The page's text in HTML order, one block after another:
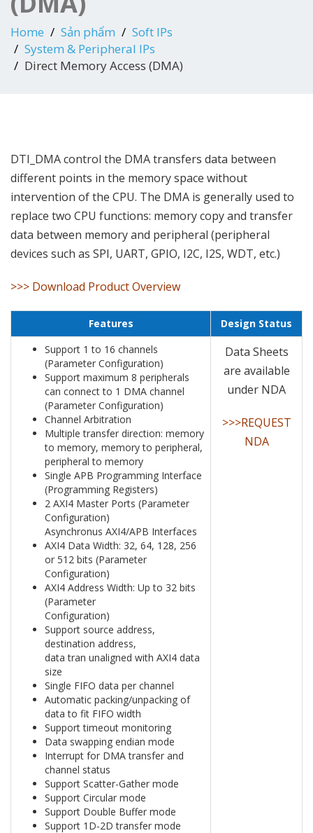
Home Sản phẩm
Soft IPs
System & Peripheral IPs
Direct Memory Access (DMA)
DTI_DMA control the DMA transfers data between
different points in the memory space without
intervention of the CPU. The DMA is generally used to
replace two CPU functions: memory copy and transfer
data between memory and peripheral (peripheral
devices such as SPI, UART, GPIO, I2C, I2S, WDT, etc.)
>>> Download Product Overview
Features
Design Status
Support 1 to 16 channels
(Parameter Configuration)
Support maximum 8 peripherals
can connect to 1 DMA channel
(Parameter Configuration)
Channel Arbitration
Multiple transfer direction: memory
to memory, memory to peripheral,
peripheral to memory
Single APB Programming Interface
(Programming Registers)
2 AXI4 Master Ports (Parameter
Configuration)
Asynchronus AXI4/APB Interfaces
AXI4 Data Width: 32, 64, 128, 256
or 512 bits (Parameter
Configuration)
AXI4 Address Width: Up to 32 bits
(Parameter
Configuration)
Support source address,
destination address,
data tran unaligned with AXI4 data
size
Single FIFO data per channel
Automatic packing/unpacking of
data to fit FIFO width
Support timeout monitoring
Data swapping endian mode
Interrupt for DMA transfer and
channel status
Support Scatter-Gather mode
Support Circular mode
Support Double Buffer mode
Support 1D-2D transfer mode
Data Sheets
are available
under NDA
>>>REQUEST
NDA